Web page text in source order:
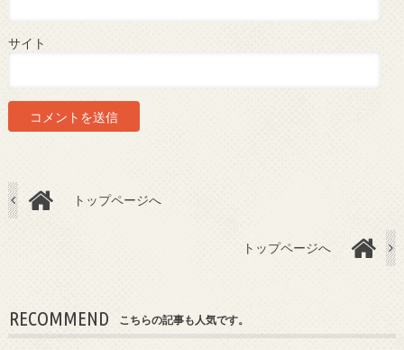
サイト
トップページへ
トップページへ
RECOMMEND こちらの記事も人気です。